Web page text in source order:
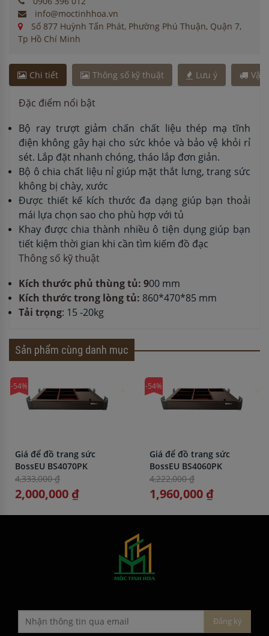
info@moctinhhoa.vn
Số 877 Huỳnh Tấn Phát, Phường Phú Thuận, Quận 7,
Tp Hồ Chí Minh
Chi tiết Thông số kỹ thuật Lưu ý Vận
Đặc điểm nổi bật
Bộ ray trượt giảm chấn chất liệu thép mạ tĩnh
điện không gây hại cho sức khỏe và bảo vệ khỏi rỉ
sét. Lắp đặt nhanh chóng, tháo lắp đơn giản.
Bộ ô chia chất liệu nỉ giúp mặt thắt lưng, trang sức
không bị chày, xước
Được thiết kế kích thước đa dạng giúp bạn thoải
mái lựa chọn sao cho phù hợp với tủ
Khay được chia thành nhiều ô tiện dụng giúp bạn
tiết kiệm thời gian khi cần tìm kiếm đồ đạc
Thông số kỹ thuật
Kích thước phủ thùng tủ: 900 mm
Kích thước trong lòng tủ: 860*470*85 mm
Tải trọng: 15 -20kg
Sản phẩm cùng danh mục
-54%
Giá để đồ trang sức
BossEU BS4070PK
4,333,000 ₫
2,000,000 ₫
-54%
Giá để đồ trang sức
BossEU BS4060PK
4,222,000 ₫
1,960,000 ₫